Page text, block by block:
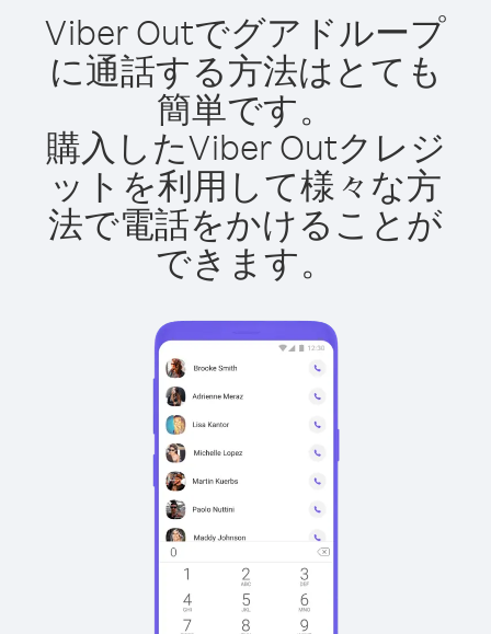
Viber Outでグアドループ
に通話する方法はとても
簡単です。
購入したViber Outクレジ
ットを利用して様々な方
法で電話をかけることが
できます。